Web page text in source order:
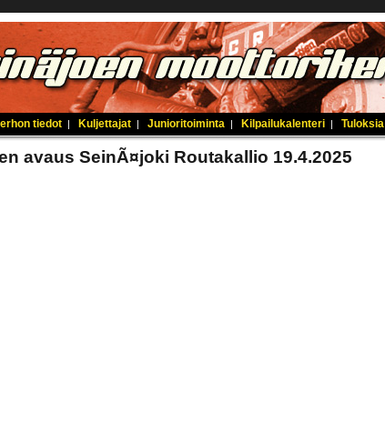
tiedot | Kuljettajat | Junioritoiminta | Kilpailukalenteri | Tuloksia
avaus SeinÃ¤joki Routakallio 19.4.2025